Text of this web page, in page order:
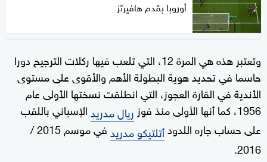
أوروبا بقدم هافيرتز
وتعتبر هذه هي المرة 12، التي تلعب فيها ركلات الترجيح دورا
حاسما في تحديد هوية البطولة الأهم والأقوى على مستوى
الأندية في القارة العجوز، التي انطلقت نسختها الأولى عام
1956، كما أنها الأولى منذ فوز
ريال مدريدالإسباني باللقب
على حساب جاره اللدودأتلتيكو مدريد
في موسم 2015 /
2016.